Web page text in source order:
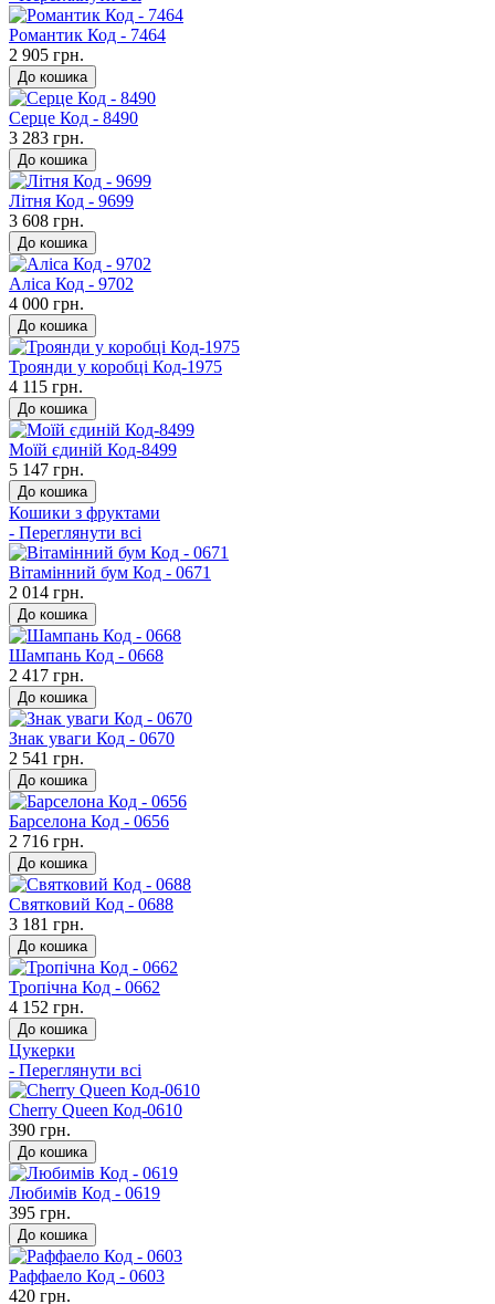
Романтик Код - 7464
2 905 грн.
До кошика
Серце Код - 8490
3 283 грн.
До кошика
Літня Код - 9699
3 608 грн.
До кошика
Аліса Код - 9702
4 000 грн.
До кошика
Троянди у коробці Код-1975
4 115 грн.
До кошика
Моїй єдиній Код-8499
5 147 грн.
До кошика
Кошики з фруктами
- Переглянути всі
Вітамінний бум Код - 0671
2 014 грн.
До кошика
Шампань Код - 0668
2 417 грн.
До кошика
Знак уваги Код - 0670
2 541 грн.
До кошика
Барселона Код - 0656
2 716 грн.
До кошика
Святковий Код - 0688
3 181 грн.
До кошика
Тропічна Код - 0662
4 152 грн.
До кошика
Цукерки
- Переглянути всі
Cherry Queen Код-0610
390 грн.
До кошика
Любимів Код - 0619
395 грн.
До кошика
Раффаело Код - 0603
420 грн.